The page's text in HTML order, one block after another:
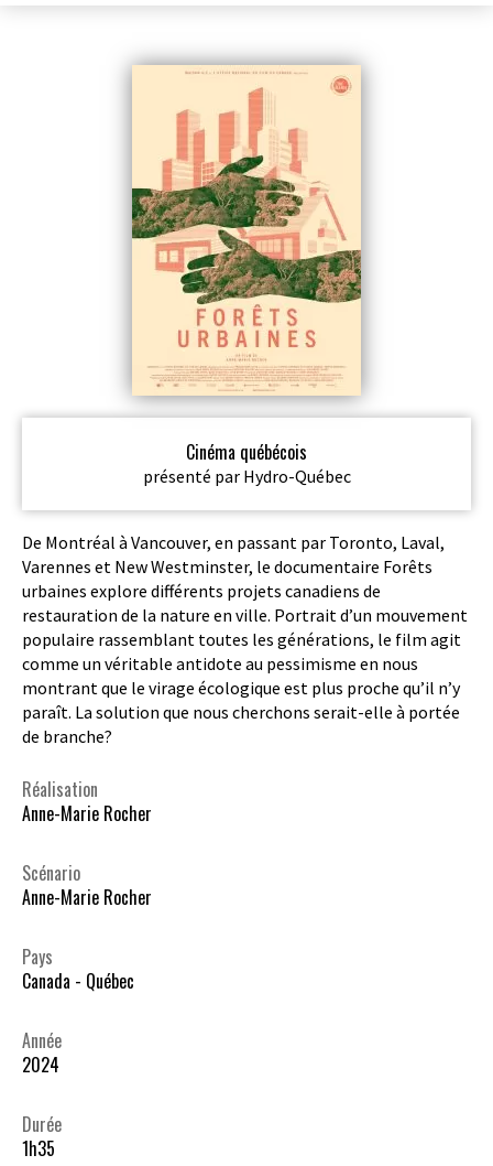
Cinéma québécois
présenté par Hydro-Québec
De Montréal à Vancouver, en passant par Toronto, Laval,
Varennes et New Westminster, le documentaire Forêts
urbaines explore différents projets canadiens de
restauration de la nature en ville. Portrait d’un mouvement
populaire rassemblant toutes les générations, le film agit
comme un véritable antidote au pessimisme en nous
montrant que le virage écologique est plus proche qu’il n’y
paraît. La solution que nous cherchons serait-elle à portée
de branche?
Réalisation
Anne-Marie Rocher
Scénario
Anne-Marie Rocher
Pays
Canada - Québec
Année
2024
Durée
1h35